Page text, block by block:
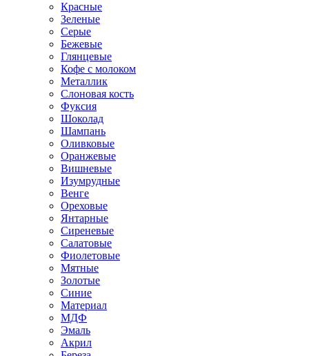
Красные
Зеленые
Серые
Бежевые
Глянцевые
Кофе с молоком
Металлик
Слоновая кость
Фуксия
Шоколад
Шампань
Оливковые
Оранжевые
Вишневые
Изумрудные
Венге
Ореховые
Янтарные
Сиреневые
Салатовые
Фиолетовые
Мятные
Золотые
Синие
Материал
МДФ
Эмаль
Акрил